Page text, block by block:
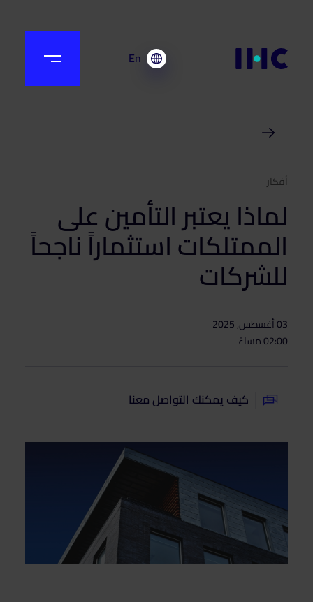
En
أفكار
لماذا يعتبر التأمين على
الممتلكات استثماراً ناجحاً
للشركات
03 أغسطس, 2025
02:00 مساءً
كيف يمكنك التواصل معنا